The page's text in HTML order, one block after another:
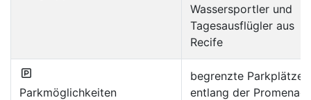
Wassersportler und
Tagesausflügler aus
Recife
Parkmöglichkeiten
begrenzte Parkplätze
entlang der